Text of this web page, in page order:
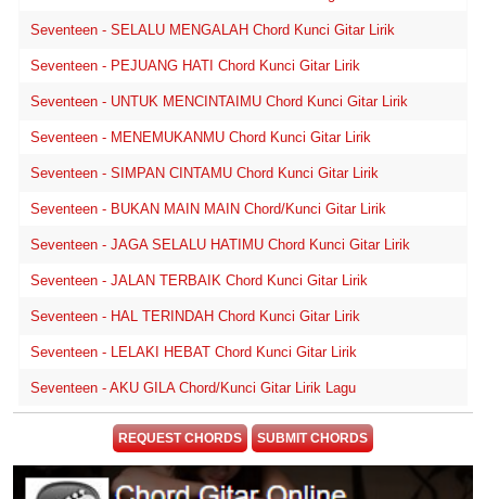
Seventeen - SELALU MENGALAH Chord Kunci Gitar Lirik
Seventeen - PEJUANG HATI Chord Kunci Gitar Lirik
Seventeen - UNTUK MENCINTAIMU Chord Kunci Gitar Lirik
Seventeen - MENEMUKANMU Chord Kunci Gitar Lirik
Seventeen - SIMPAN CINTAMU Chord Kunci Gitar Lirik
Seventeen - BUKAN MAIN MAIN Chord/Kunci Gitar Lirik
Seventeen - JAGA SELALU HATIMU Chord Kunci Gitar Lirik
Seventeen - JALAN TERBAIK Chord Kunci Gitar Lirik
Seventeen - HAL TERINDAH Chord Kunci Gitar Lirik
Seventeen - LELAKI HEBAT Chord Kunci Gitar Lirik
Seventeen - AKU GILA Chord/Kunci Gitar Lirik Lagu
REQUEST CHORDS SUBMIT CHORDS